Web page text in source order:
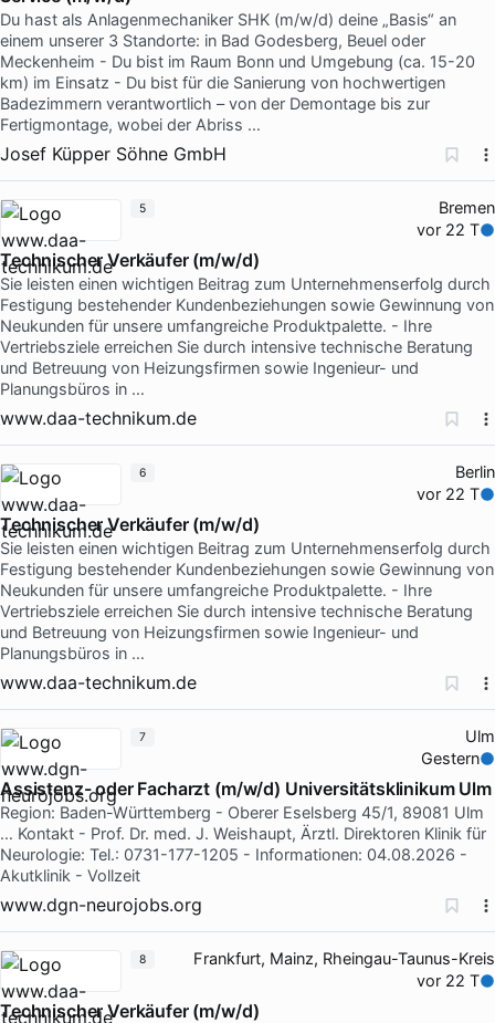
Du hast als Anlagenmechaniker SHK (m/w/d) deine „Basis“ an
einem unserer 3 Standorte: in Bad Godesberg, Beuel oder
Meckenheim - Du bist im Raum Bonn und Umgebung (ca. 15-20
km) im Einsatz - Du bist für die Sanierung von hochwertigen
Badezimmern verantwortlich – von der Demontage bis zur
Fertigmontage, wobei der Abriss …
Josef Küpper Söhne GmbH
Bremen
vor 22 T
Technischer Verkäufer (m/w/d)
Sie leisten einen wichtigen Beitrag zum Unternehmenserfolg durch
Festigung bestehender Kundenbeziehungen sowie Gewinnung von
Neukunden für unsere umfangreiche Produktpalette. - Ihre
Vertriebsziele erreichen Sie durch intensive technische Beratung
und Betreuung von Heizungsfirmen sowie Ingenieur- und
Planungsbüros in …
www.daa-technikum.de
5
Berlin
vor 22 T
Technischer Verkäufer (m/w/d)
Sie leisten einen wichtigen Beitrag zum Unternehmenserfolg durch
Festigung bestehender Kundenbeziehungen sowie Gewinnung von
Neukunden für unsere umfangreiche Produktpalette. - Ihre
Vertriebsziele erreichen Sie durch intensive technische Beratung
und Betreuung von Heizungsfirmen sowie Ingenieur- und
Planungsbüros in …
www.daa-technikum.de
6
Ulm
Gestern
Assistenz- oder Facharzt (m/w/d) Universitätsklinikum Ulm
Region: Baden-Württemberg - Oberer Eselsberg 45/1, 89081 Ulm
… Kontakt - Prof. Dr. med. J. Weishaupt, Ärztl. Direktoren Klinik für
Neurologie: Tel.: 0731-177-1205 - Informationen: 04.08.2026 -
Akutklinik - Vollzeit
www.dgn-neurojobs.org
7
Frankfurt, Mainz, Rheingau-Taunus-Kreis
vor 22 T
Technischer Verkäufer (m/w/d)
8